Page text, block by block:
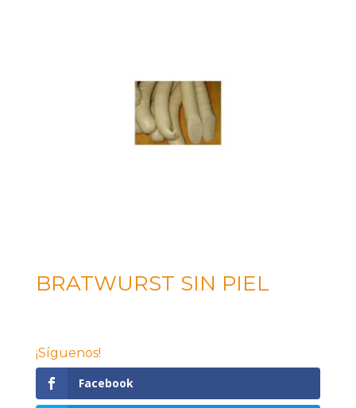
BRATWURST SIN PIEL
¡Síguenos!
Facebook